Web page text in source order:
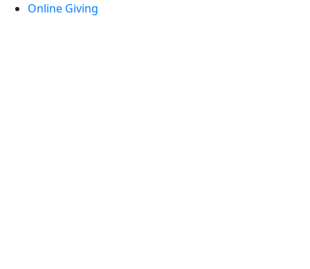
Online Giving